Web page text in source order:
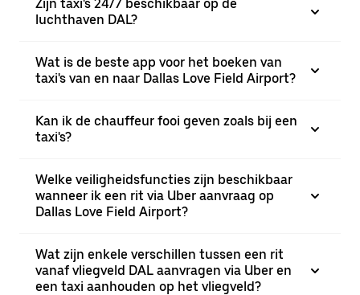
Zijn taxi's 24/7 beschikbaar op de
luchthaven DAL?
Wat is de beste app voor het boeken van
taxi's van en naar Dallas Love Field Airport?
Kan ik de chauffeur fooi geven zoals bij een
taxi's?
Welke veiligheidsfuncties zijn beschikbaar
wanneer ik een rit via Uber aanvraag op
Dallas Love Field Airport?
Wat zijn enkele verschillen tussen een rit
vanaf vliegveld DAL aanvragen via Uber en
een taxi aanhouden op het vliegveld?